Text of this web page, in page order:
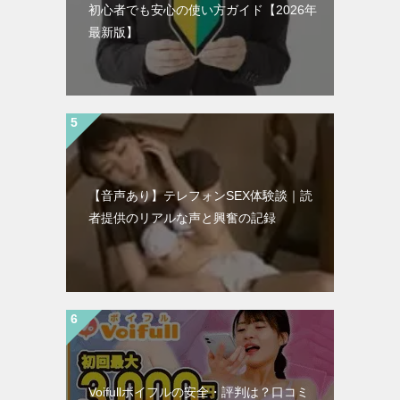
初心者でも安心の使い方ガイド【2026年
最新版】
【音声あり】テレフォンSEX体験談｜読
者提供のリアルな声と興奮の記録
Voifullボイフルの安全・評判は？口コミ